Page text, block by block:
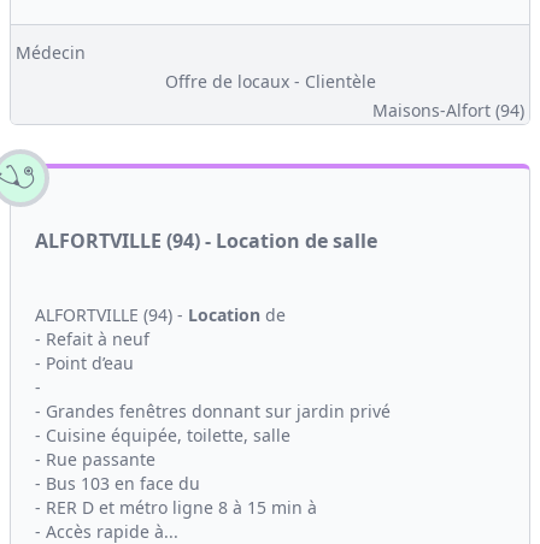
Médecin
Offre de locaux - Clientèle
Maisons-Alfort (94)
ALFORTVILLE (94) - Location de salle
ALFORTVILLE (94) - Location de
- Refait à neuf
- Point d’eau
-
- Grandes fenêtres donnant sur jardin privé
- Cuisine équipée, toilette, salle
- Rue passante
- Bus 103 en face du
- RER D et métro ligne 8 à 15 min à
- Accès rapide à...